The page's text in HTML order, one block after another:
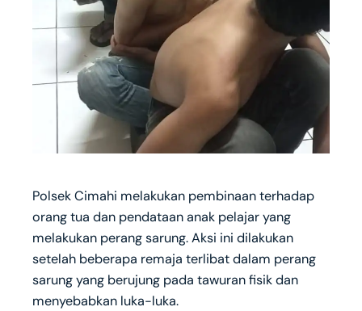
Polsek Cimahi melakukan pembinaan terhadap
orang tua dan pendataan anak pelajar yang
melakukan perang sarung. Aksi ini dilakukan
setelah beberapa remaja terlibat dalam perang
sarung yang berujung pada tawuran fisik dan
menyebabkan luka-luka.